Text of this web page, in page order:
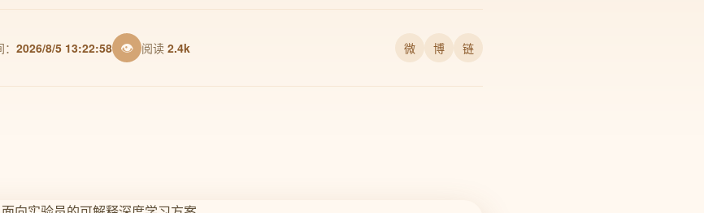
2026/8/5 13:22:58 👁 阅读 2.4k 微 博 链